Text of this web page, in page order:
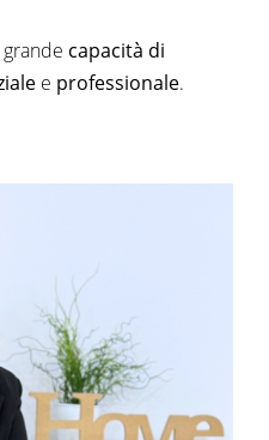
capacità di
e professionale.